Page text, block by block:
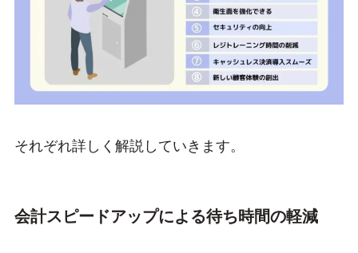
それぞれ詳しく解説していきます。
会計スピードアップによる待ち時間の軽減